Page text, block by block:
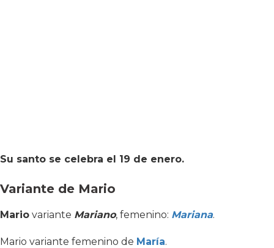
Su santo se celebra el 19 de enero.
Variante de Mario
Mario variante Mariano, femenino: Mariana.
Mario variante femenino de María.